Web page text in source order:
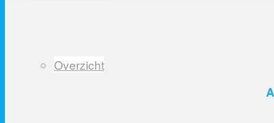
Overzicht